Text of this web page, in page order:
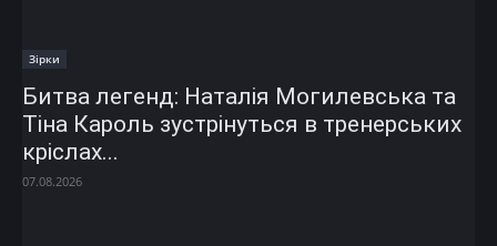
Зірки
Битва легенд: Наталія Могилевська та
Тіна Кароль зустрінуться в тренерських
кріслах...
07.08.2026